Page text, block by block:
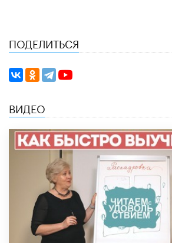
ПОДЕЛИТЬСЯ
ВИДЕО